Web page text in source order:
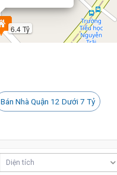
6.4 Tỷ
Bán Nhà Quận 12 Dưới 7 Tỷ
Diện tích